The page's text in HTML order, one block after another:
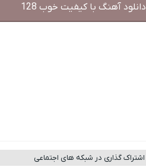
دانلود آهنگ با کیفیت خوب 128
اشتراک گذاری در شبکه های اجتماعی